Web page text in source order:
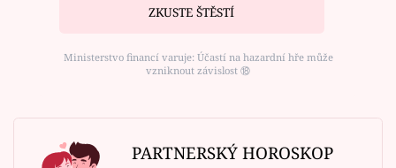
ZKUSTE ŠTĚSTÍ
Ministerstvo financí varuje: Účastí na hazardní hře může
vzniknout závislost ⑱
PARTNERSKÝ HOROSKOP